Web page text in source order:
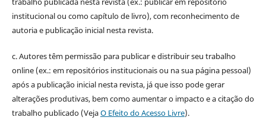
institucional ou como capítulo de livro), com reconhecimento de
autoria e publicação inicial nesta revista.
c. Autores têm permissão para publicar e distribuir seu trabalho
online (ex.: em repositórios institucionais ou na sua página pessoal)
após a publicação inicial nesta revista, já que isso pode gerar
alterações produtivas, bem como aumentar o impacto e a citação do
trabalho publicado (VejaO Efeito do Acesso Livre).